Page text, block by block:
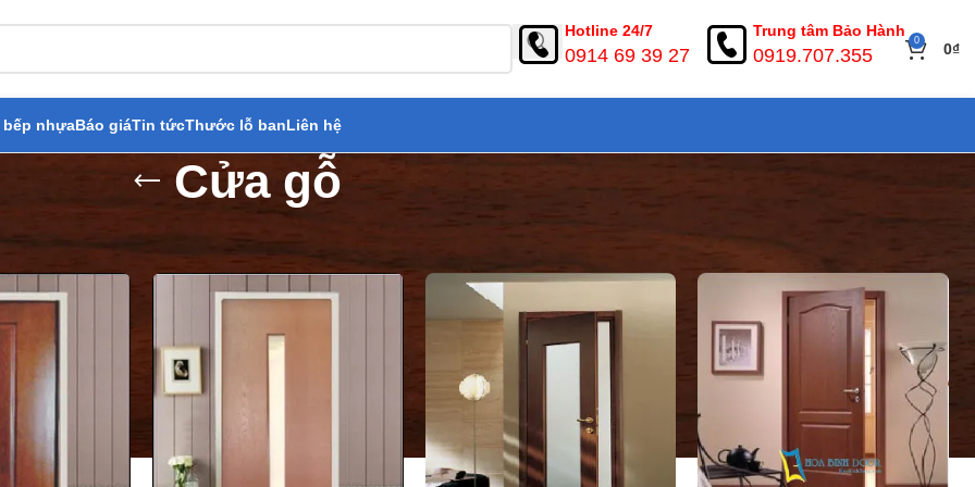
Hotline 24/7
0914 69 39 27
Trung tâm Bảo Hành
0919.707.355
0 0₫
bếp nhựaBáo giáTin tứcThước lỗ banLiên hệ
Cửa gỗ
Hiển thị